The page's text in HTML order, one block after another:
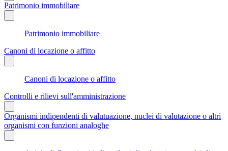
Patrimonio immobiliare
Patrimonio immobiliare
Canoni di locazione o affitto
Canoni di locazione o affitto
Controlli e rilievi sull'amministrazione
Organismi indipendenti di valutuazione, nuclei di valutazione o altri
organismi con funzioni analoghe